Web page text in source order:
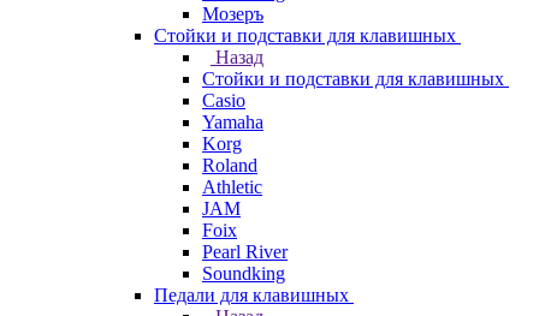
Мозеръ
Стойки и подставки для клавишных
Назад
Стойки и подставки для клавишных
Casio
Yamaha
Korg
Roland
Athletic
JAM
Foix
Pearl River
Soundking
Педали для клавишных